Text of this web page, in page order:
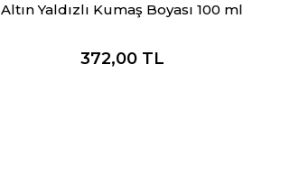
Altın Yaldızlı Kumaş Boyası 100 ml
372,00 TL